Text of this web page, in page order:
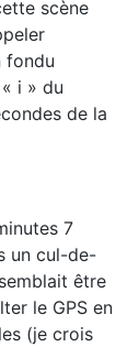
scène
fondu
i » du
de la
7
un cul-de-
être
le GPS en
(je crois